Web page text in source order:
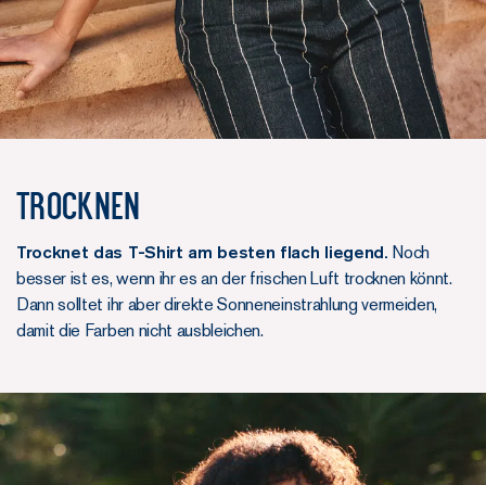
Trocknen
Trocknet das T-Shirt am besten flach liegend. Noch
besser ist es, wenn ihr es an der frischen Luft trocknen könnt.
Dann solltet ihr aber direkte Sonneneinstrahlung vermeiden,
damit die Farben nicht ausbleichen.